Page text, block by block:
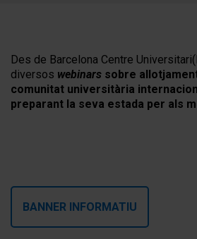
Des de Barcelona Centre
diversos webinars sobre
comunitat universitària
preparant la seva estada per als
BANNER INFORMATIU